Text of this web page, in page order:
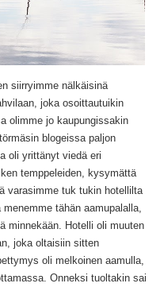
siirryimme nälkäisinä
joka osoittautuikin
olimme jo kaupungissakin
blogeissa paljon
oli yrittänyt viedä eri
temppeleiden, kysymättä
varasimme tuk tukin hotellilta
tähän aamupalalla,
minnekään. Hotelli oli muuten
joka oltaisiin sitten
oli melkoinen aamulla,
Onneksi tuoltakin sai